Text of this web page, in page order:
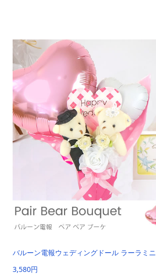
バルーン電報ウェディングドール ラーラミニ
3,580円